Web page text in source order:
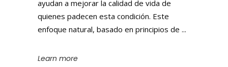
ayudan a mejorar la calidad de vida de
quienes padecen esta condición. Este
enfoque natural, basado en principios de
Learn more